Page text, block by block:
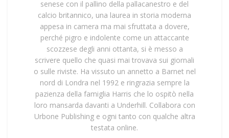
senese con il pallino della pallacanestro e del
calcio britannico, una laurea in storia moderna
appesa in camera ma mai sfruttata a dovere,
perché pigro e indolente come un attaccante
scozzese degli anni ottanta, si è messo a
scrivere quello che quasi mai trovava sui giornali
o sulle riviste. Ha vissuto un annetto a Barnet nel
nord di Londra nel 1992 e ringrazia sempre la
pazienza della famiglia Harris che lo ospitò nella
loro mansarda davanti a Underhill. Collabora con
Urbone Publishing e ogni tanto con qualche altra
testata online.